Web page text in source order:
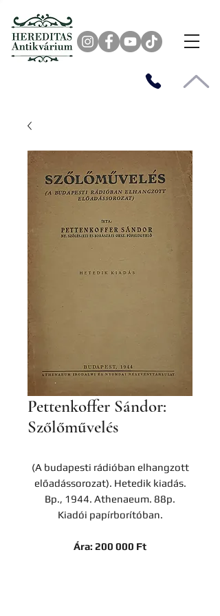
Pettenkoffer Sándor:
Szőlőművelés
(A budapesti rádióban elhangzott
előadássorozat). Hetedik kiadás.
Bp., 1944. Athenaeum. 88p.
Kiadói papírborítóban.
Ára: 200 000 Ft